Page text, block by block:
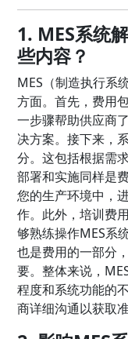
1. MES系统
些内容？
MES（制造执行系
方面。首先，费用
一步骤帮助供应商
决方案。接下来，
分。这包括根据需
部署和实施同样是
您的生产环境中，
作。此外，培训费
够熟练操作MES系
也是费用的一部分
要。整体来说，
程度和系统功能的
商详细沟通以获取准